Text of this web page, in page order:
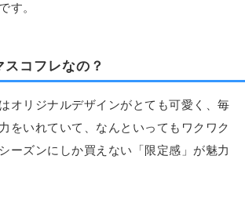
です。
コフレなの？
オリジナルデザインがとても可愛く、毎
をいれていて、なんといってもワクワク
ーズンにしか買えない「限定感」が魅力